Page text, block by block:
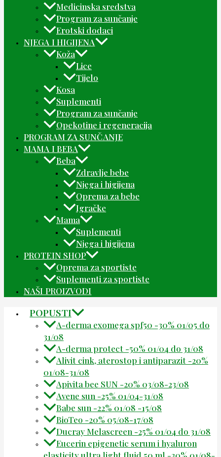
Medicinska sredstva
Program za sunčanje
Erotski dodaci
NJEGA I HIGIJENA
Koža
Lice
Tijelo
Kosa
Suplementi
Program za sunčanje
Opekotine i regeneracija
PROGRAM ZA SUNČANJE
MAMA I BEBA
Beba
Zdravlje bebe
Njega i higijena
Oprema za bebe
Igračke
Mama
Suplementi
Njega i higijena
PROTEIN SHOP
Oprema za sportiste
Suplementi za sportiste
NAŠI PROIZVODI
POPUSTI
A-derma exomega spf50 -30% 01/05 do
31/08
A-derma protect -50% 01/04 do 31/08
Alivit cink, aterostop i antiparazit -20%
01/08-31/08
Apivita bee SUN -20% 03/08-23/08
Avene sun -25% 01/04-31/08
Babe sun -22% 01/08 -15/08
BioTeo -20% 05/08-17/08
Ducray Melascreen -25% 01/04 do 31/08
Eucerin epigenetic serum i hyaluron